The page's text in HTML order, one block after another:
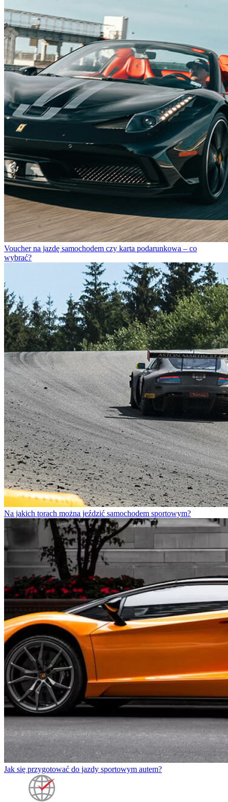
Voucher na jazdę samochodem czy karta podarunkowa – co
wybrać?
Na jakich torach można jeździć samochodem sportowym?
Jak się przygotować do jazdy sportowym autem?